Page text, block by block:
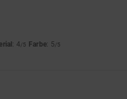
: 4/5 Farbe: 5/5